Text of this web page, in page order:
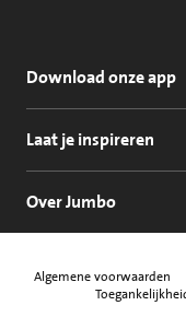
Download onze app
Laat je inspireren
Over Jumbo
Algemene voorwaarden